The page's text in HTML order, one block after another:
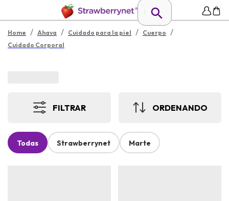
Home / Ahava / Cuidado para la piel / Cuerpo /
Cuidado Corporal
FILTRAR ORDENANDO
Todas Strawberrynet Marte